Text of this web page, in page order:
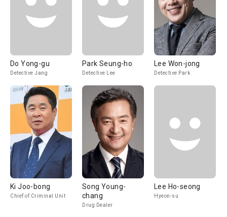
Do Yong-gu
Detective Jang
Park Seung-ho
Detective Lee
Lee Won-jong
Detective Park
Ki Joo-bong
Chief of Criminal Unit
Song Young-
chang
Drug Dealer
Lee Ho-seong
Hyeon-su